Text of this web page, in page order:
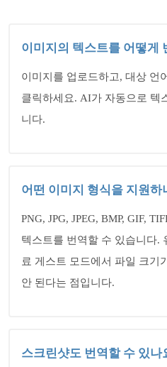
이미지의 텍스트를 어떻게
이미지를 업로드하고, 대상 언
클릭하세요. AI가 자동으로 텍
니다.
어떤 이미지 형식을 지원하
PNG, JPG, JPEG, BMP, GIF,
텍스트를 번역할 수 있습니다.
료 게스트 모드에서 파일 크기
안 된다는 점입니다.
스크린샷도 번역할 수 있나